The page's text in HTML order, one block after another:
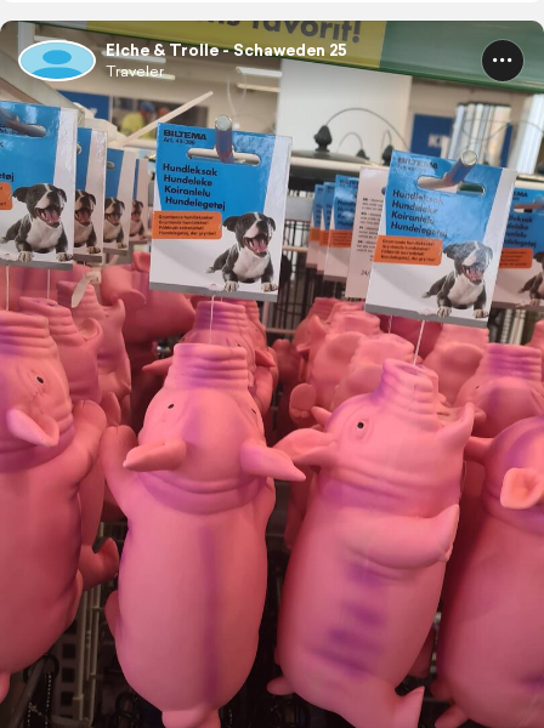
Elche & Trolle - Schaweden 25
Traveler